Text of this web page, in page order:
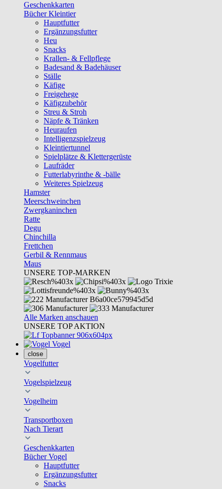
Geschenkkarten
Bücher Kleintier
Hauptfutter
Ergänzungsfutter
Heu
Snacks
Krallen- & Fellpflege
Badesand & Badehäuser
Ställe
Käfige
Freigehege
Käfigzubehör
Streu & Stroh
Näpfe & Tränken
Heuraufen
Intelligenzspielzeug
Kleintiertunnel
Spielplätze & Klettergerüste
Laufräder
Futterlabyrinthe & -bälle
Weiteres Spielzeug
Hamster
Meerschweinchen
Zwergkaninchen
Ratte
Degu
Chinchilla
Frettchen
Gerbil & Rennmaus
Maus
UNSERE TOP-MARKEN
Alle Marken anschauen
UNSERE TOP AKTION
Vogel
close
Vogelfutter
Vogelspielzeug
Vogelheim
Transportboxen
Nach Tierart
Geschenkkarten
Bücher Vogel
Hauptfutter
Ergänzungsfutter
Snacks